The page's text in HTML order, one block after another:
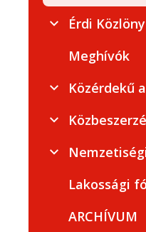
Érdi Közlöny
Meghívók
Közérdekű
Lakossági
ARCHÍVUM